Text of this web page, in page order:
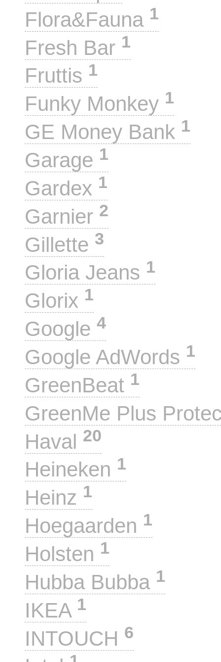
Flora&Fauna 1
Fresh Bar 1
Fruttis 1
Funky Monkey 1
GE Money Bank 1
Garage 1
Gardex 1
Garnier 2
Gillette 3
Gloria Jeans 1
Glorix 1
Google 4
Google AdWords 1
GreenBeat 1
GreenMe Plus
Haval 20
Heineken 1
Heinz 1
Hoegaarden 1
Holsten 1
Hubba Bubba 1
IKEA 1
INTOUCH 6